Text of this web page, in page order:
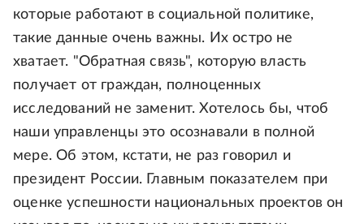
которые работают в социальной политике,
такие данные очень важны. Их остро не
хватает. "Обратная связь", которую власть
получает от граждан, полноценных
исследований не заменит. Хотелось бы, чтоб
наши управленцы это осознавали в полной
мере. Об этом, кстати, не раз говорил и
президент России. Главным показателем при
оценке успешности национальных проектов он